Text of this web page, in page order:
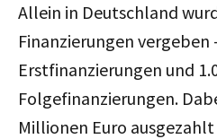
Allein in Deutschland
Finanzierungen vergeben
Erstfinanzierungen und
Folgefinanzierungen.
Millionen Euro